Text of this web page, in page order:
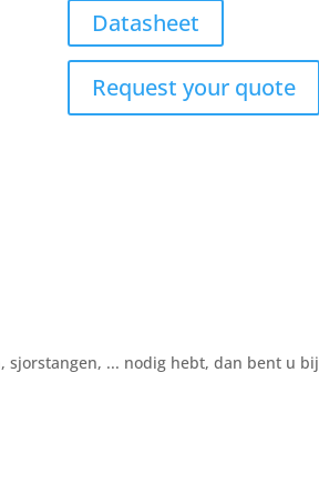
Datasheet
Request your quote
sjorstangen, ... nodig hebt, dan bent u bij